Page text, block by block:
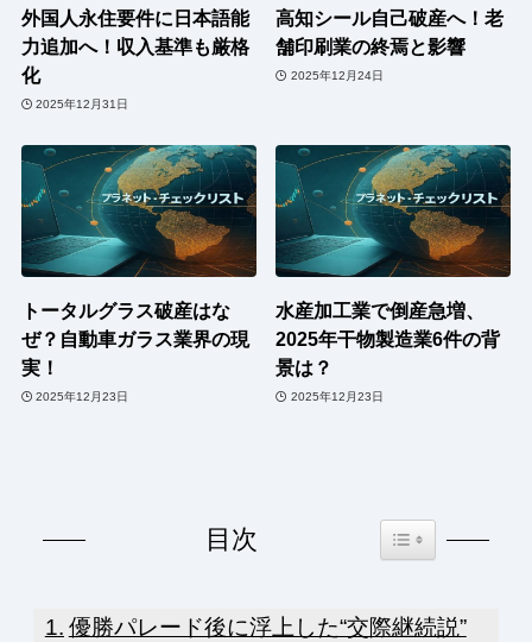
外国人永住要件に日本語能
力追加へ！収入基準も厳格
化
2025年12月31日
高知シール自己破産へ！老
舗印刷業の終焉と影響
2025年12月24日
トータルグラス破産はな
ぜ？自動車ガラス業界の現
実！
2025年12月23日
水産加工業で倒産急増、
2025年干物製造業6件の背
景は？
2025年12月23日
目次 Toggle Table of
優勝パレード後に浮上した“交際継続説”